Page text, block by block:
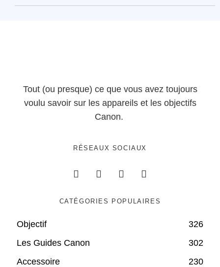
Tout (ou presque) ce que vous avez toujours
voulu savoir sur les appareils et les objectifs
Canon.
RÉSEAUX SOCIAUX
CATÉGORIES POPULAIRES
Objectif
326
Les Guides Canon
302
Accessoire
230